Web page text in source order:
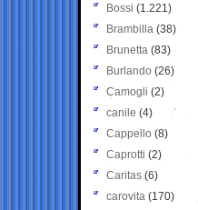
Bossi (1.221)
Brambilla (38)
Brunetta (83)
Burlando (26)
Camogli (2)
canile (4)
Cappello (8)
Caprotti (2)
Caritas (6)
carovita (170)